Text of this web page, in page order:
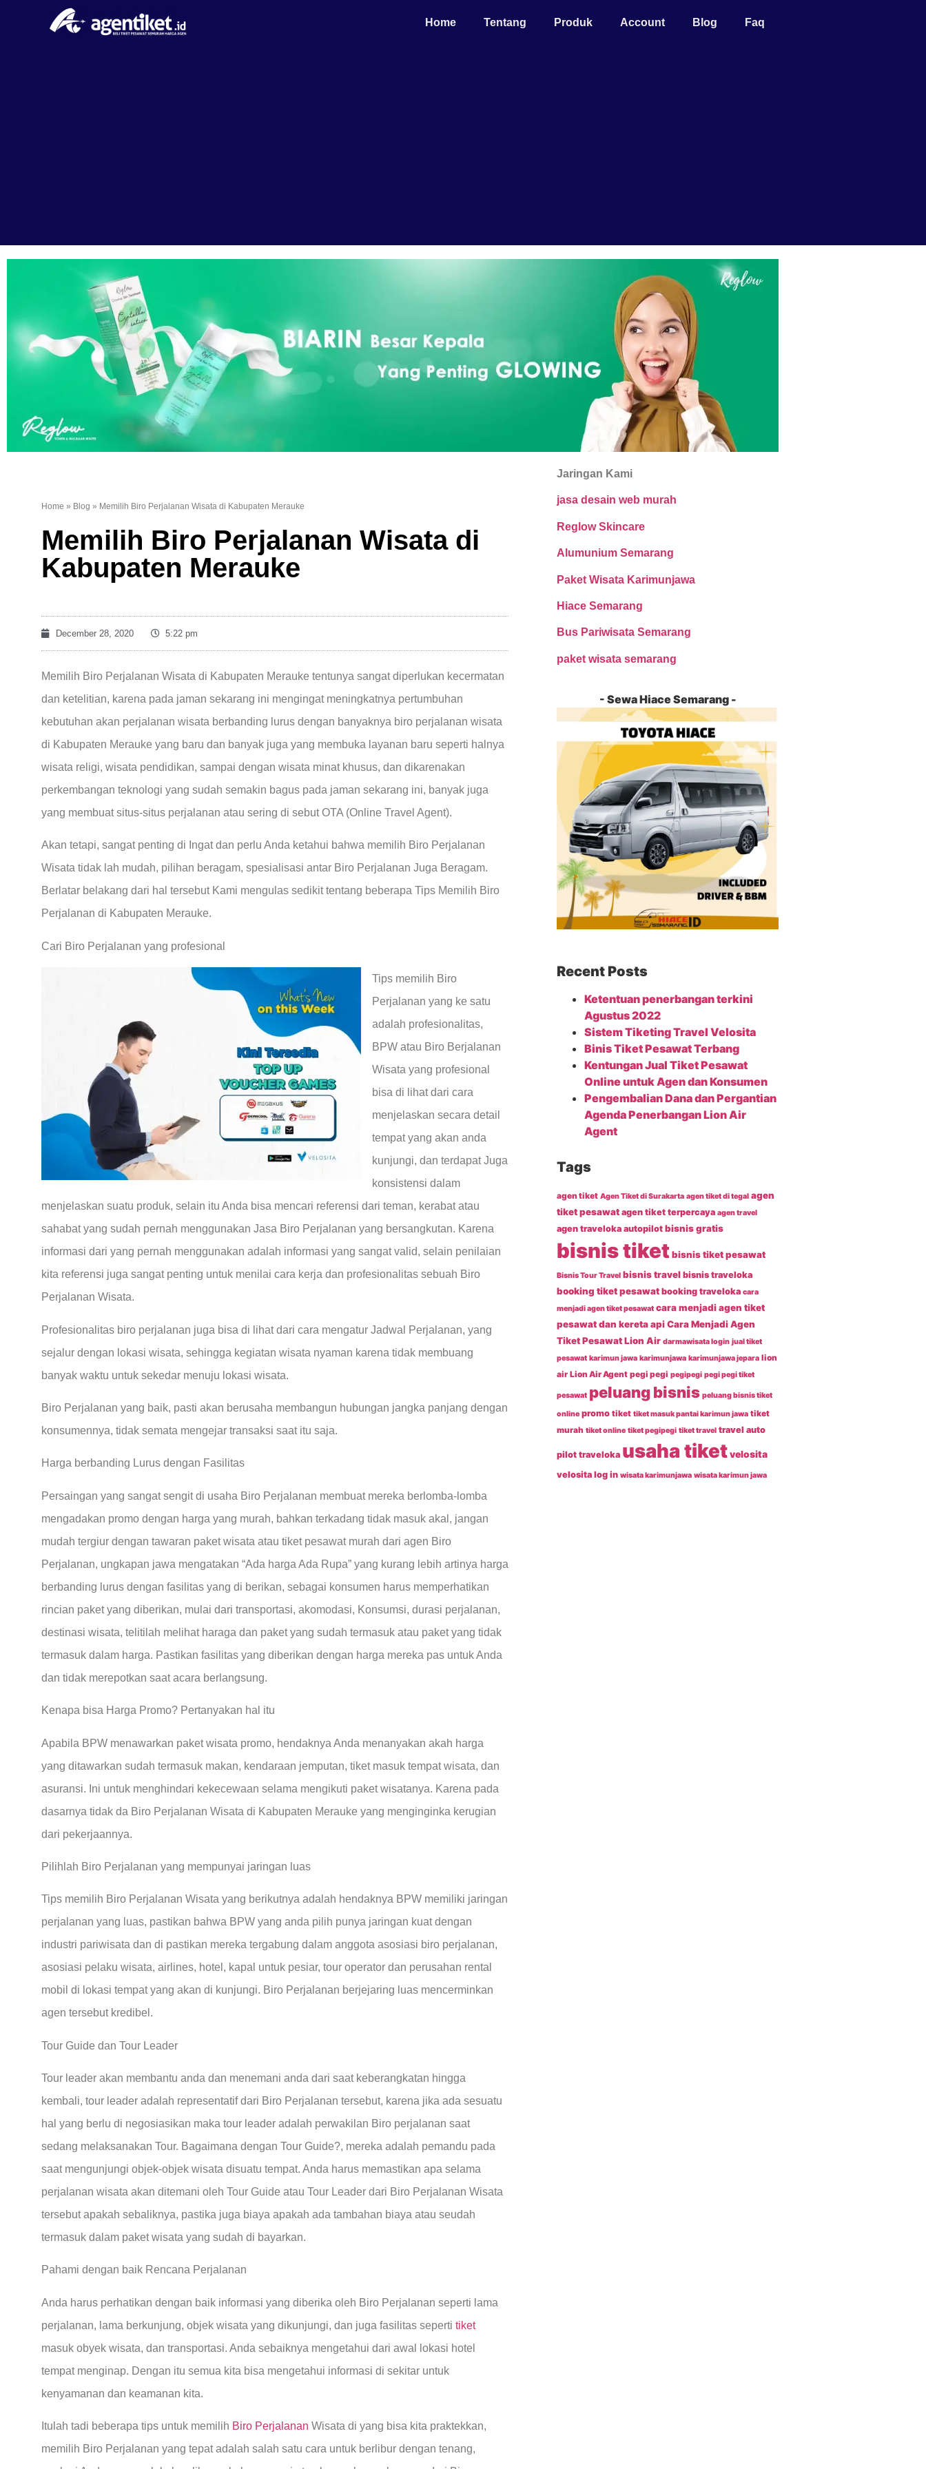
Home Tentang Produk Account Blog Faq
Home » Blog » Memilih Biro Perjalanan Wisata di Kabupaten Merauke
Memilih Biro Perjalanan Wisata di
Kabupaten Merauke
December 28, 2020 5:22 pm
Memilih Biro Perjalanan Wisata di Kabupaten Merauke tentunya sangat diperlukan kecermatan
dan ketelitian, karena pada jaman sekarang ini mengingat meningkatnya pertumbuhan
kebutuhan akan perjalanan wisata berbanding lurus dengan banyaknya biro perjalanan wisata
di Kabupaten Merauke yang baru dan banyak juga yang membuka layanan baru seperti halnya
wisata religi, wisata pendidikan, sampai dengan wisata minat khusus, dan dikarenakan
perkembangan teknologi yang sudah semakin bagus pada jaman sekarang ini, banyak juga
yang membuat situs-situs perjalanan atau sering di sebut OTA (Online Travel Agent).
Akan tetapi, sangat penting di Ingat dan perlu Anda ketahui bahwa memilih Biro Perjalanan
Wisata tidak lah mudah, pilihan beragam, spesialisasi antar Biro Perjalanan Juga Beragam.
Berlatar belakang dari hal tersebut Kami mengulas sedikit tentang beberapa Tips Memilih Biro
Perjalanan di Kabupaten Merauke.
Cari Biro Perjalanan yang profesional
Tips memilih Biro
Perjalanan yang ke satu
adalah profesionalitas,
BPW atau Biro Berjalanan
Wisata yang profesional
bisa di lihat dari cara
menjelaskan secara detail
tempat yang akan anda
kunjungi, dan terdapat Juga
konsistensi dalam
menjelaskan suatu produk, selain itu Anda bisa mencari referensi dari teman, kerabat atau
sahabat yang sudah pernah menggunakan Jasa Biro Perjalanan yang bersangkutan. Karena
informasi dari yang pernah menggunakan adalah informasi yang sangat valid, selain penilaian
kita referensi juga sangat penting untuk menilai cara kerja dan profesionalitas sebuah Biro
Perjalanan Wisata.
Profesionalitas biro perjalanan juga bisa di lihat dari cara mengatur Jadwal Perjalanan, yang
sejalur dengan lokasi wisata, sehingga kegiatan wisata nyaman karena tidak membuang
banyak waktu untuk sekedar menuju lokasi wisata.
Biro Perjalanan yang baik, pasti akan berusaha membangun hubungan jangka panjang dengan
konsumennya, tidak semata mengejar transaksi saat itu saja.
Harga berbanding Lurus dengan Fasilitas
Persaingan yang sangat sengit di usaha Biro Perjalanan membuat mereka berlomba-lomba
mengadakan promo dengan harga yang murah, bahkan terkadang tidak masuk akal, jangan
mudah tergiur dengan tawaran paket wisata atau tiket pesawat murah dari agen Biro
Perjalanan, ungkapan jawa mengatakan “Ada harga Ada Rupa” yang kurang lebih artinya harga
berbanding lurus dengan fasilitas yang di berikan, sebagai konsumen harus memperhatikan
rincian paket yang diberikan, mulai dari transportasi, akomodasi, Konsumsi, durasi perjalanan,
destinasi wisata, telitilah melihat haraga dan paket yang sudah termasuk atau paket yang tidak
termasuk dalam harga. Pastikan fasilitas yang diberikan dengan harga mereka pas untuk Anda
dan tidak merepotkan saat acara berlangsung.
Kenapa bisa Harga Promo? Pertanyakan hal itu
Apabila BPW menawarkan paket wisata promo, hendaknya Anda menanyakan akah harga
yang ditawarkan sudah termasuk makan, kendaraan jemputan, tiket masuk tempat wisata, dan
asuransi. Ini untuk menghindari kekecewaan selama mengikuti paket wisatanya. Karena pada
dasarnya tidak da Biro Perjalanan Wisata di Kabupaten Merauke yang menginginka kerugian
dari pekerjaannya.
Pilihlah Biro Perjalanan yang mempunyai jaringan luas
Tips memilih Biro Perjalanan Wisata yang berikutnya adalah hendaknya BPW memiliki jaringan
perjalanan yang luas, pastikan bahwa BPW yang anda pilih punya jaringan kuat dengan
industri pariwisata dan di pastikan mereka tergabung dalam anggota asosiasi biro perjalanan,
asosiasi pelaku wisata, airlines, hotel, kapal untuk pesiar, tour operator dan perusahan rental
mobil di lokasi tempat yang akan di kunjungi. Biro Perjalanan berjejaring luas mencerminkan
agen tersebut kredibel.
Tour Guide dan Tour Leader
Tour leader akan membantu anda dan menemani anda dari saat keberangkatan hingga
kembali, tour leader adalah representatif dari Biro Perjalanan tersebut, karena jika ada sesuatu
hal yang berlu di negosiasikan maka tour leader adalah perwakilan Biro perjalanan saat
sedang melaksanakan Tour. Bagaimana dengan Tour Guide?, mereka adalah pemandu pada
saat mengunjungi objek-objek wisata disuatu tempat. Anda harus memastikan apa selama
perjalanan wisata akan ditemani oleh Tour Guide atau Tour Leader dari Biro Perjalanan Wisata
tersebut apakah sebaliknya, pastika juga biaya apakah ada tambahan biaya atau seudah
termasuk dalam paket wisata yang sudah di bayarkan.
Pahami dengan baik Rencana Perjalanan
Anda harus perhatikan dengan baik informasi yang diberika oleh Biro Perjalanan seperti lama
perjalanan, lama berkunjung, objek wisata yang dikunjungi, dan juga fasilitas seperti tiket
masuk obyek wisata, dan transportasi. Anda sebaiknya mengetahui dari awal lokasi hotel
tempat menginap. Dengan itu semua kita bisa mengetahui informasi di sekitar untuk
kenyamanan dan keamanan kita.
Itulah tadi beberapa tips untuk memilih Biro Perjalanan Wisata di yang bisa kita praktekkan,
memilih Biro Perjalanan yang tepat adalah salah satu cara untuk berlibur dengan tenang,
Jaringan Kami
jasa desain web murah
Reglow Skincare
Alumunium Semarang
Paket Wisata Karimunjawa
Hiace Semarang
Bus Pariwisata Semarang
paket wisata semarang
- Sewa Hiace Semarang -
Recent Posts
Ketentuan penerbangan terkini
Agustus 2022
Sistem Tiketing Travel Velosita
Binis Tiket Pesawat Terbang
Kentungan Jual Tiket Pesawat
Online untuk Agen dan Konsumen
Pengembalian Dana dan Pergantian
Agenda Penerbangan Lion Air
Agent
Tags
agen tiket Agen Tiket di Surakarta agen tiket di tegal agen
tiket pesawat agen tiket terpercaya agen travel
agen traveloka autopilot bisnis gratis
bisnis tiket bisnis tiket pesawat
Bisnis Tour Travel bisnis travel bisnis traveloka
booking tiket pesawat booking traveloka cara
menjadi agen tiket pesawat cara menjadi agen tiket
pesawat dan kereta apiCara Menjadi Agen
Tiket Pesawat Lion Air darmawisata login jual tiket
pesawat karimun jawa karimunjawa karimunjawa jepara lion
air Lion Air Agent pegi pegi pegipegi pegi pegi tiket
pesawat peluang bisnis peluang bisnis tiket
online promo tiket tiket masuk pantai karimun jawa tiket
murah tiket online tiket pegipegi tiket travel travel auto
pilot traveloka usaha tiketvelosita
velosita log in wisata karimunjawa wisata karimun jawa